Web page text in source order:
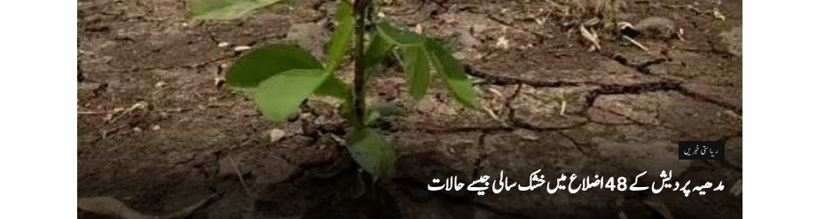
ریاستی خبریں
مدھیہ پردیش کے 48 اضلاع میں خشک سالی جیسے حالات